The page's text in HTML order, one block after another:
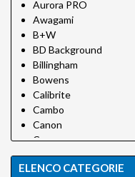
Aurora PRO
Awagami
B+W
BD Background
Billingham
Bowens
Calibrite
Cambo
Canon
Canson
Canson Infinity
Carpetlight
ELENCO CATEGORIE